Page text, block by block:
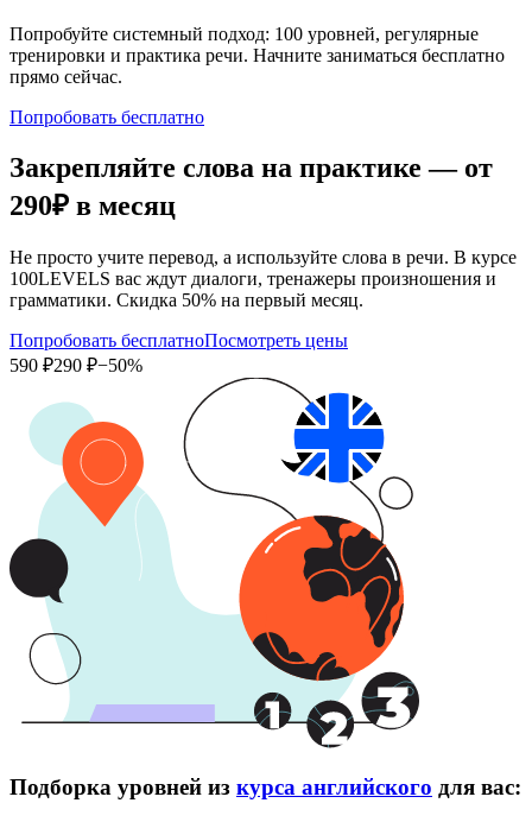
Попробуйте системный подход: 100 уровней, регулярные
тренировки и практика речи. Начните заниматься бесплатно
прямо сейчас.
Попробовать бесплатно
Закрепляйте слова на практике — от
290₽ в месяц
Не просто учите перевод, а используйте слова в речи. В курсе
100LEVELS вас ждут диалоги, тренажеры произношения и
грамматики. Скидка 50% на первый месяц.
Попробовать бесплатноПосмотреть цены
590 ₽290 ₽−50%
Подборка уровней из курса английского для вас: